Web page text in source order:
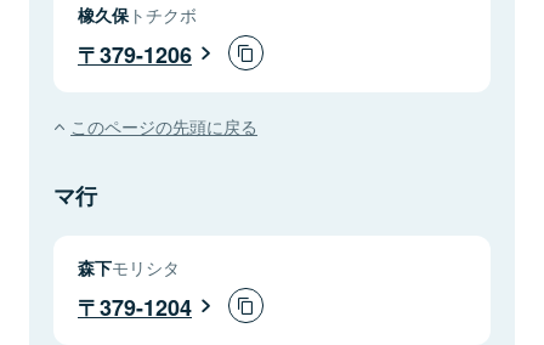
橡久保 トチクボ
379-1206
このページの先頭に戻る
マ行
森下モリシタ
379-1204